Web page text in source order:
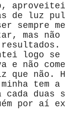
de luz
sempre
mas
logo se
e não
que não.
tem
duas
por aí